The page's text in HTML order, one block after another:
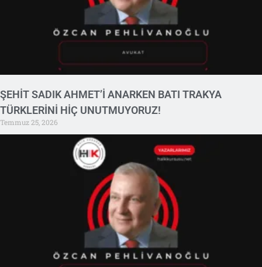
ŞEHİT SADIK AHMET’İ ANARKEN BATI TRAKYA
TÜRKLERİNİ HİÇ UNUTMUYORUZ!
Temmuz 25, 2026